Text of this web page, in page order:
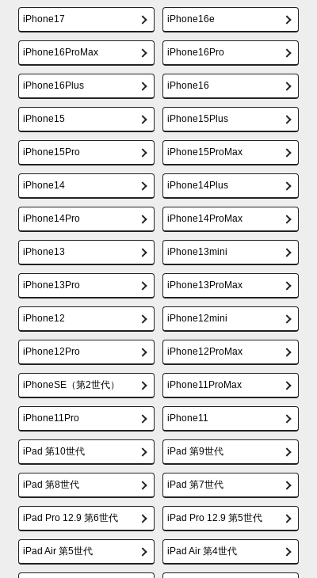
iPhone17 iPhone16e
iPhone16ProMax iPhone16Pro
iPhone16Plus iPhone16
iPhone15 iPhone15Plus
iPhone15Pro iPhone15ProMax
iPhone14 iPhone14Plus
iPhone14Pro iPhone14ProMax
iPhone13 iPhone13mini
iPhone13Pro iPhone13ProMax
iPhone12 iPhone12mini
iPhone12Pro iPhone12ProMax
iPhoneSE（第2世代） iPhone11ProMax
iPhone11Pro iPhone11
iPad 第10世代 iPad 第9世代
iPad 第8世代 iPad 第7世代
iPad Pro 12.9 第6世代 iPad Pro 12.9 第5世代
iPad Air 第5世代 iPad Air 第4世代